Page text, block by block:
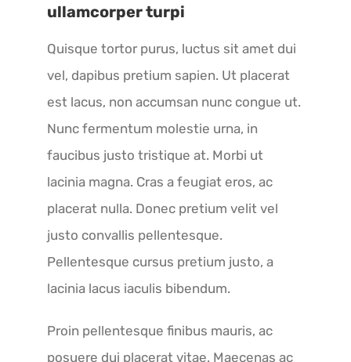
ullamcorper turpi
Quisque tortor purus, luctus sit amet dui
vel, dapibus pretium sapien. Ut placerat
est lacus, non accumsan nunc congue ut.
Nunc fermentum molestie urna, in
faucibus justo tristique at. Morbi ut
lacinia magna. Cras a feugiat eros, ac
placerat nulla. Donec pretium velit vel
justo convallis pellentesque.
Pellentesque cursus pretium justo, a
lacinia lacus iaculis bibendum.
Proin pellentesque finibus mauris, ac
posuere dui placerat vitae. Maecenas ac